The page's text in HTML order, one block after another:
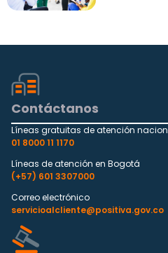
Contáctanos
Líneas gratuitas de atención
01 8000 11 1170
Líneas de atención en Bogotá
(+57) 601 3307000
Correo electrónico
servicioalcliente@positiva.gov.co